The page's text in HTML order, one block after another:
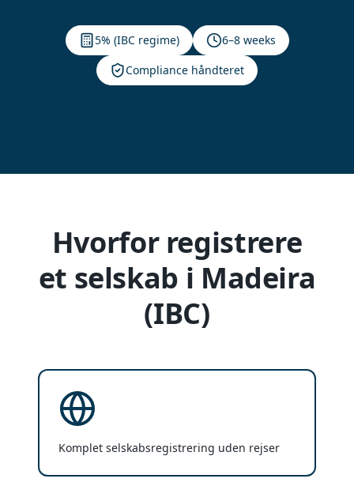
5% (IBC regime)
6–8 weeks
Compliance håndteret
Hvorfor registrere
et selskab i Madeira
(IBC)
Komplet selskabsregistrering uden rejser